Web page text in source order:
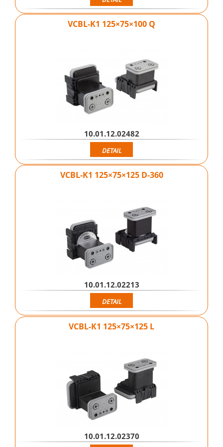
VCBL-K1 125×75×100 Q
10.01.12.02482
DETAIL
VCBL-K1 125×75×125 D-360
10.01.12.02213
DETAIL
VCBL-K1 125×75×125 L
10.01.12.02370